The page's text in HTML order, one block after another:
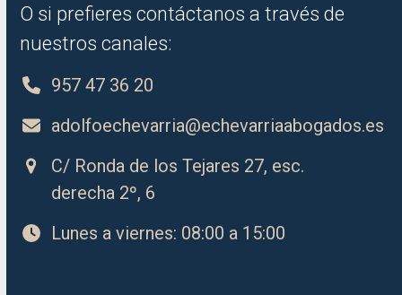
O si prefieres contáctanos a través de
nuestros canales:
957 47 36 20
adolfoechevarria@echevarriaabogados.es
C/ Ronda de los Tejares 27, esc.
derecha 2º, 6
Lunes a viernes: 08:00 a 15:00